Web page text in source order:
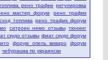
рено трафик регулировка
мастер форум
рено трафик
топлива рено трафик форум
ситроен немо отзывы тюнинг
скудо отзывы фиат скудо форум
форум опель виваро
форум
чебурашка по украински